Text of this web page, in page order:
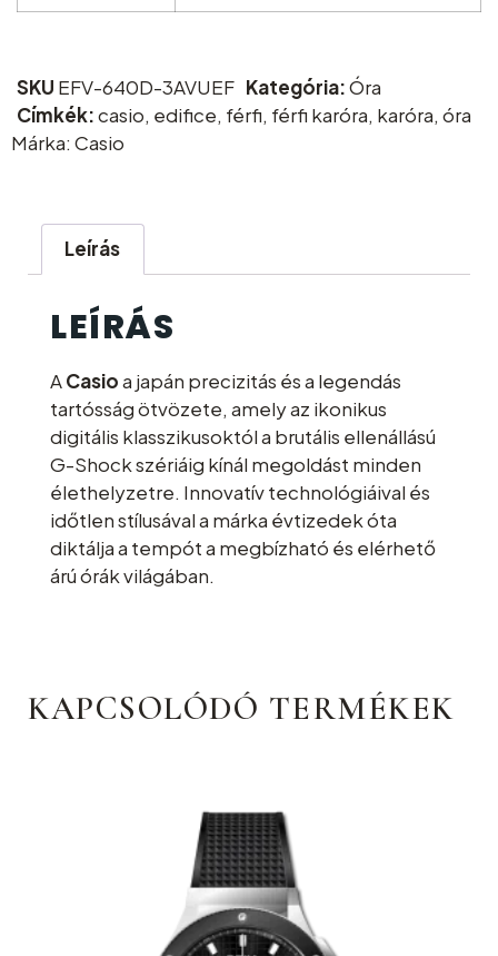
SKU EFV-640D-3AVUEF Kategória:Óra
Címkék:casio, edifice, férfi, férfi karóra, karóra, óra
Márka: Casio
Leírás
LEÍRÁS
ACasioa japán precizitás és a legendás
tartósság ötvözete, amely az ikonikus
digitális klasszikusoktól a brutális ellenállású
G-Shock szériáig kínál megoldást minden
élethelyzetre. Innovatív technológiáival és
időtlen stílusával a márka évtizedek óta
diktálja a tempót a megbízható és elérhető
árú órák világában.
KAPCSOLÓDÓ TERMÉKEK